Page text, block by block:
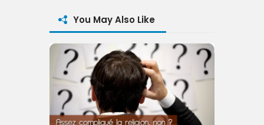
You May Also Like